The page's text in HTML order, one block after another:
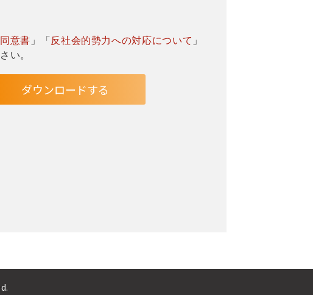
意書 」「反社会的勢力への対応について 」
い。